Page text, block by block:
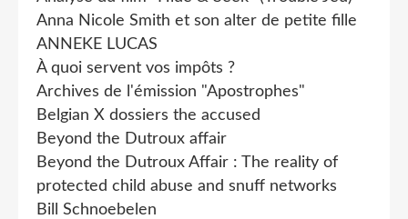
Anna Nicole Smith et son alter de petite fille
ANNEKE LUCAS
À quoi servent vos impôts ?
Archives de l'émission "Apostrophes"
Belgian X dossiers the accused
Beyond the Dutroux affair
Beyond the Dutroux Affair : The reality of
protected child abuse and snuff networks
Bill Schnoebelen